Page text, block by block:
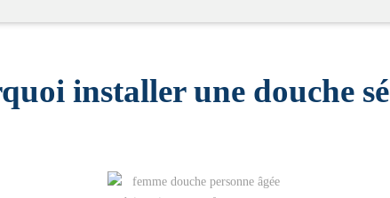
installer une douche